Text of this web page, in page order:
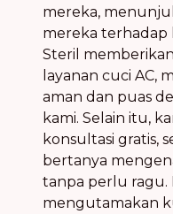
mereka,
mereka terhadap
Steril
layanan cuci AC,
aman dan puas
kami. Selain itu,
konsultasi gratis,
bertanya
tanpa perlu ragu.
mengutamakan